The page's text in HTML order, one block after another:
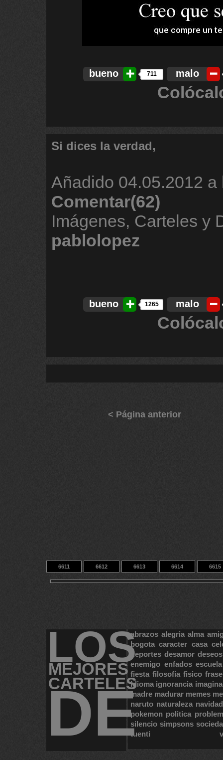
bueno 711 malo
Si dices la verdad,
Añadido 04.05.2012 a
Comentar(62)
Imágenes, Carteles y
pablolopez
bueno 1265 malo
< Página anterior
6611 6612 6613 6614 6615
6621 6622 6623 14 9433
LOS
MEJORES
CARTELES
DE
abrazos alegria alma
bogota caracter casa
deportes desamor deseos
enemigo enfados escuela
fiesta filosofia fisico
idioma ignorancia
madre madurar memes
naruto naturaleza navidad
pokemon politica
silencio simpsons
tuenti